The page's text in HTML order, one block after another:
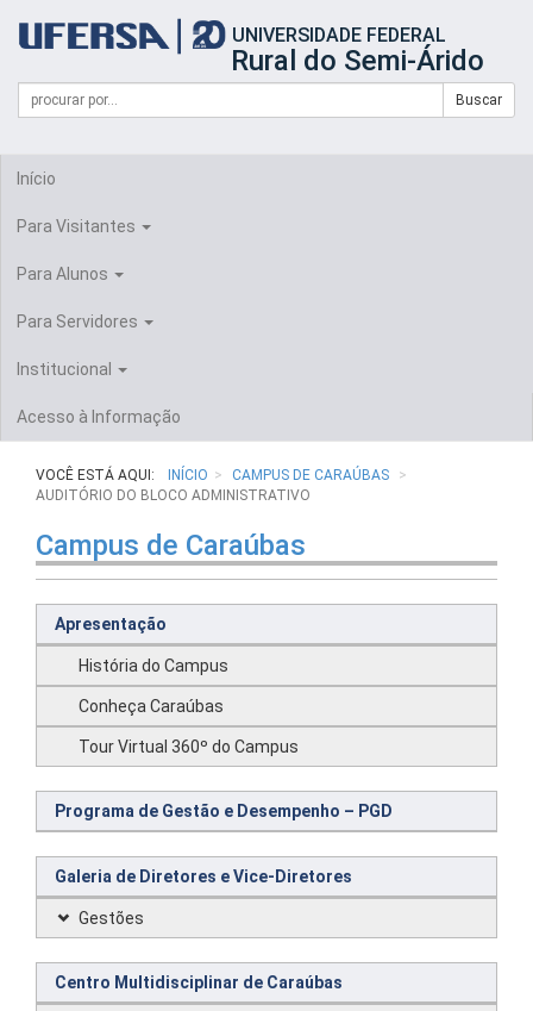
portal
UFERSA
UNIVERSIDADE FEDERAL
Rural do Semi-Árido
Formulário
Busca
Campo
de
Buscar
Início
Para Visitantes
Para Alunos
Para Servidores
Institucional
Acesso à Informação
VOCÊ ESTÁ AQUI: INÍCIO
CAMPUS DE CARAÚBAS
AUDITÓRIO DO BLOCO ADMINISTRATIVO
Campus de Caraúbas
Apresentação
História do Campus
Conheça Caraúbas
Tour Virtual 360º do Campus
Programa de Gestão e Desempenho – PGD
Galeria de Diretores e Vice-Diretores
Gestões
Centro Multidisciplinar de Caraúbas